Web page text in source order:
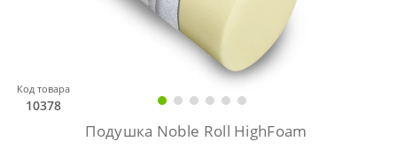
Код товара
10378
Подушка Noble Roll HighFoam